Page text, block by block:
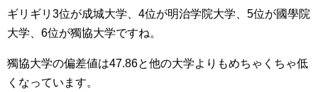
ギリギリ3位が成城大学、4位が明治学院大学、5位が國學院
大学、6位が獨協大学ですね。
獨協大学の偏差値は47.86と他の大学よりもめちゃくちゃ低
くなっています。